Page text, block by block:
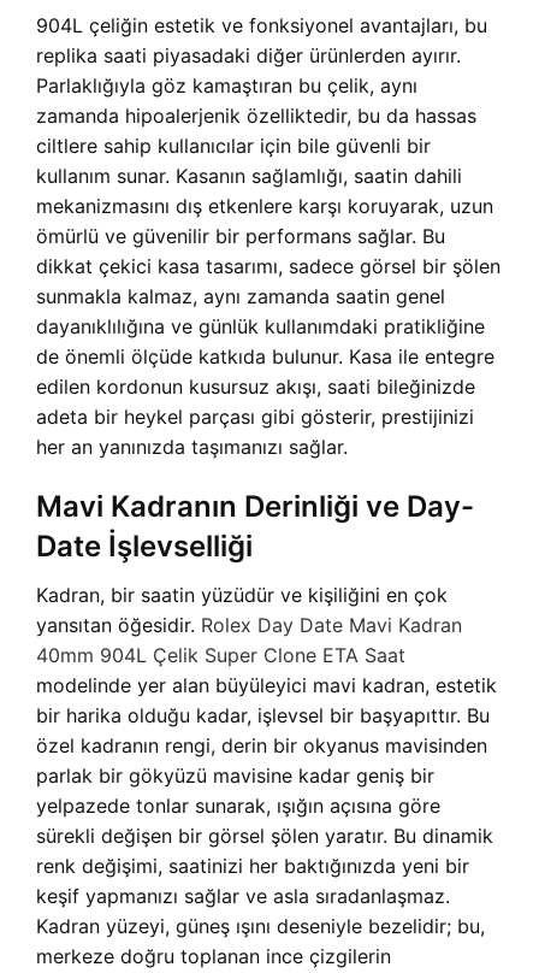
904L çeliğin estetik ve fonksiyonel avantajları, bu
replika saati piyasadaki diğer ürünlerden ayırır.
Parlaklığıyla göz kamaştıran bu çelik, aynı
zamanda hipoalerjenik özelliktedir, bu da hassas
ciltlere sahip kullanıcılar için bile güvenli bir
kullanım sunar. Kasanın sağlamlığı, saatin dahili
mekanizmasını dış etkenlere karşı koruyarak, uzun
ömürlü ve güvenilir bir performans sağlar. Bu
dikkat çekici kasa tasarımı, sadece görsel bir şölen
sunmakla kalmaz, aynı zamanda saatin genel
dayanıklılığına ve günlük kullanımdaki pratikliğine
de önemli ölçüde katkıda bulunur. Kasa ile entegre
edilen kordonun kusursuz akışı, saati bileğinizde
adeta bir heykel parçası gibi gösterir, prestijinizi
her an yanınızda taşımanızı sağlar.
Mavi Kadranın Derinliği ve Day-
Date İşlevselliği
Kadran, bir saatin yüzüdür ve kişiliğini en çok
yansıtan öğesidir. Rolex Day Date Mavi Kadran
40mm 904L Çelik Super Clone ETA Saat
modelinde yer alan büyüleyici mavi kadran, estetik
bir harika olduğu kadar, işlevsel bir başyapıttır. Bu
özel kadranın rengi, derin bir okyanus mavisinden
parlak bir gökyüzü mavisine kadar geniş bir
yelpazede tonlar sunarak, ışığın açısına göre
sürekli değişen bir görsel şölen yaratır. Bu dinamik
renk değişimi, saatinizi her baktığınızda yeni bir
keşif yapmanızı sağlar ve asla sıradanlaşmaz.
Kadran yüzeyi, güneş ışını deseniyle bezelidir; bu,
merkeze doğru toplanan ince çizgilerin